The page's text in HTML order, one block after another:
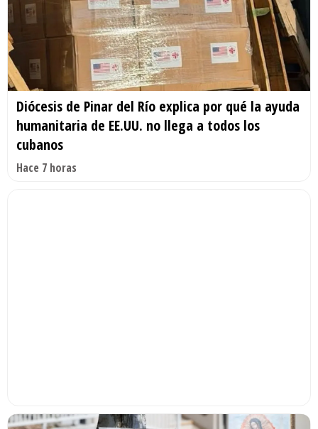
Diócesis de Pinar del Río explica por qué la ayuda
humanitaria de EE.UU. no llega a todos los
cubanos
Hace 7 horas